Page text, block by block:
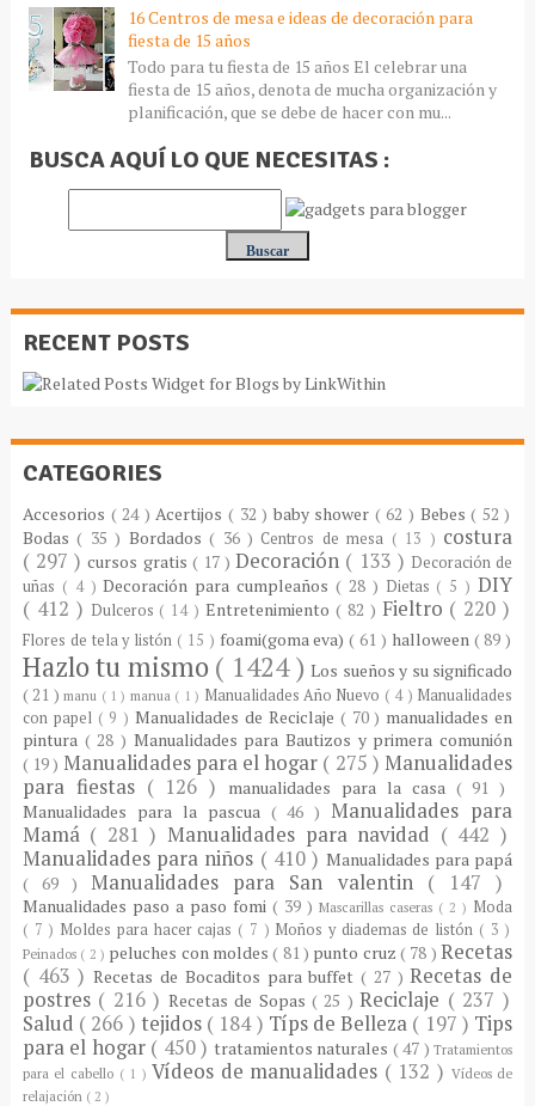
16 Centros de mesa e ideas de decoración para
fiesta de 15 años
Todo para tu fiesta de 15 años El celebrar una
fiesta de 15 años, denota de mucha organización y
planificación, que se debe de hacer con mu...
BUSCA AQUÍ LO QUE NECESITAS :
RECENT POSTS
CATEGORIES
Accesorios ( 24 )Acertijos ( 32 ) baby shower ( 62 ) Bebes( 52 )
Bodas( 35 ) Bordados( 36 ) Centros de mesa ( 13 ) costura
( 297 )cursos gratis ( 17 )Decoración ( 133 ) Decoración de
uñas ( 4 )Decoración para cumpleaños( 28 ) Dietas ( 5 )DIY
( 412 ) Dulceros ( 14 )Entretenimiento ( 82 ) Fieltro ( 220 )
Flores de tela y listón ( 15 ) foami(goma eva)( 61 ) halloween ( 89 )
Hazlo tu mismo ( 1424 )Los sueños y su significado
( 21 )manu ( 1 ) manua ( 1 ) Manualidades Año Nuevo ( 4 ) Manualidades
con papel ( 9 )Manualidades de Reciclaje ( 70 ) manualidades en
pintura ( 28 ) Manualidades para Bautizos y primera comunión
( 19 ) Manualidades para el hogar ( 275 )Manualidades
para fiestas ( 126 ) manualidades para la casa ( 91 )
Manualidades para la pascua ( 46 )Manualidades para
Mamá ( 281 ) Manualidades para navidad ( 442 )
Manualidades para niños ( 410 ) Manualidades para papá
( 69 )Manualidades para San valentin ( 147 )
Manualidades paso a paso fomi ( 39 )Mascarillas caseras ( 2 ) Moda
( 7 ) Moldes para hacer cajas ( 7 ) Moños y diademas de listón ( 3 )
Peinados ( 2 ) peluches con moldes( 81 ) punto cruz( 78 )Recetas
( 463 )Recetas de Bocaditos para buffet( 27 )Recetas de
postres ( 216 ) Recetas de Sopas( 25 )Reciclaje ( 237 )
Salud ( 266 ) tejidos ( 184 ) Típs de Belleza ( 197 ) Tips
para el hogar ( 450 ) tratamientos naturales ( 47 )Tratamientos
para el cabello ( 1 ) Vídeos de manualidades ( 132 ) Vídeos de
relajación ( 2 )